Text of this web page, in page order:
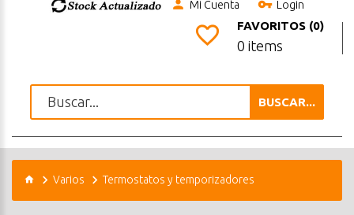
Mi Cuenta Login
FAVORITOS (0)
0 items
BUSCAR...
Varios Termostatos y temporizadores